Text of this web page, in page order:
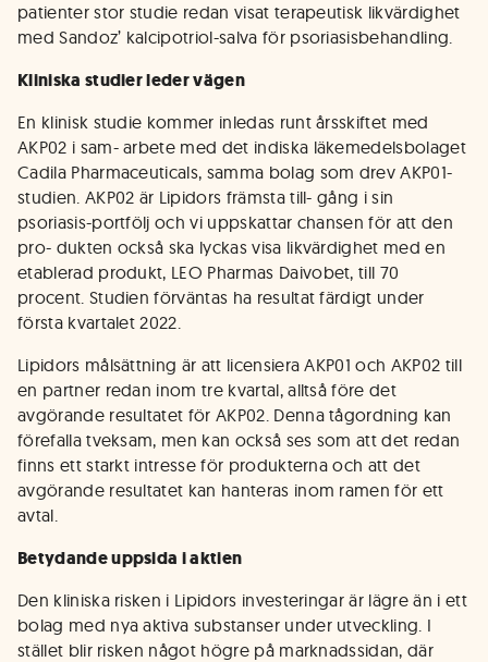
patienter stor studie redan visat terapeutisk likvärdighet
med Sandoz’ kalcipotriol-salva för psoriasisbehandling.
Kliniska studier leder vägen
En klinisk studie kommer inledas runt årsskiftet med
AKP02 i sam- arbete med det indiska läkemedelsbolaget
Cadila Pharmaceuticals, samma bolag som drev AKP01-
studien. AKP02 är Lipidors främsta till- gång i sin
psoriasis-portfölj och vi uppskattar chansen för att den
pro- dukten också ska lyckas visa likvärdighet med en
etablerad produkt, LEO Pharmas Daivobet, till 70
procent. Studien förväntas ha resultat färdigt under
första kvartalet 2022.
Lipidors målsättning är att licensiera AKP01 och AKP02 till
en partner redan inom tre kvartal, alltså före det
avgörande resultatet för AKP02. Denna tågordning kan
förefalla tveksam, men kan också ses som att det redan
finns ett starkt intresse för produkterna och att det
avgörande resultatet kan hanteras inom ramen för ett
avtal.
Betydande uppsida i aktien
Den kliniska risken i Lipidors investeringar är lägre än i ett
bolag med nya aktiva substanser under utveckling. I
stället blir risken något högre på marknadssidan, där